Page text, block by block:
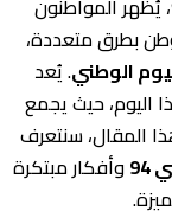
بطرق متعددة،
الوطني. يُعد
اليوم، حيث يجمع
المقال، سنتعرف
وأفكار مبتكرة